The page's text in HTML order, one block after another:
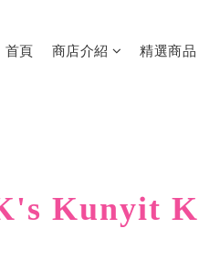
首頁 商店介紹 精選商品
Kunyit